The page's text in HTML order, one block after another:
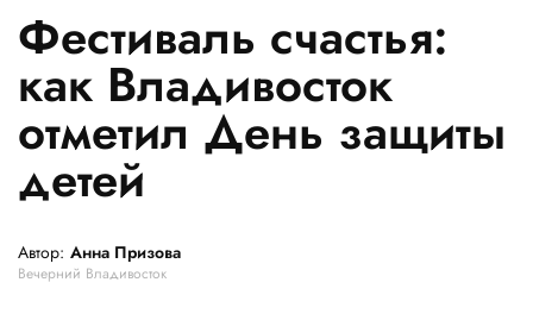
Фестиваль счастья:
как Владивосток
отметил День защиты
детей
Автор: Анна Призова
Вечерний Владивосток